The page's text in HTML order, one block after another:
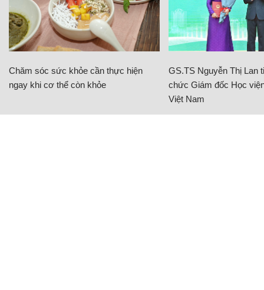
Chăm sóc sức khỏe cần thực hiện
ngay khi cơ thể còn khỏe
GS.TS Nguyễn Thị Lan
chức Giám đốc Học
Việt Nam